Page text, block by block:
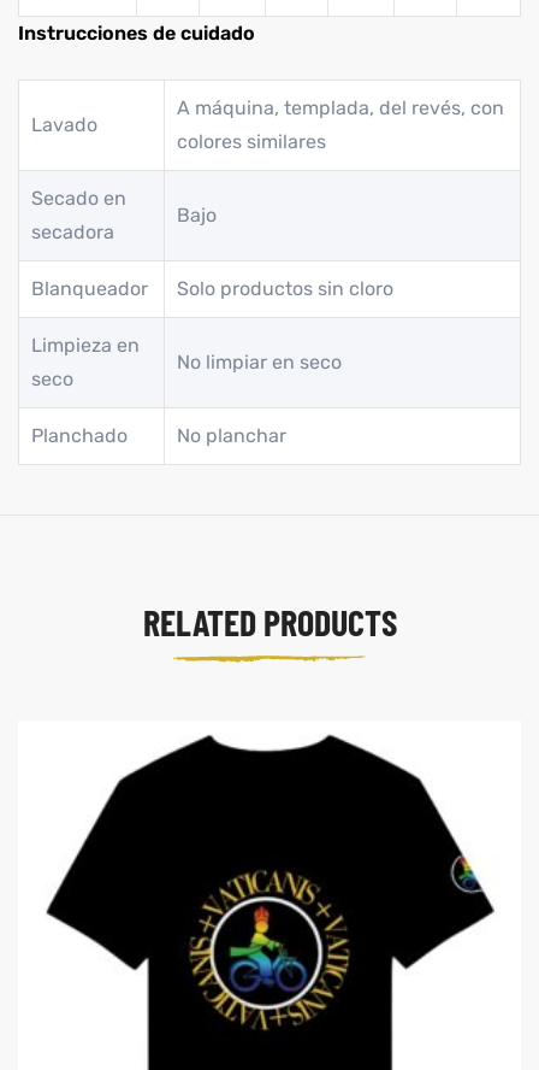
Instrucciones de cuidado
Lavado
A máquina, templada, del revés, con
colores similares
Secado en
secadora
Bajo
Blanqueador Solo productos sin cloro
Limpieza en
seco
No limpiar en seco
Planchado No planchar
RELATED PRODUCTS